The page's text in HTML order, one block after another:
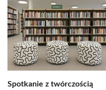
Spotkanie z twórczością